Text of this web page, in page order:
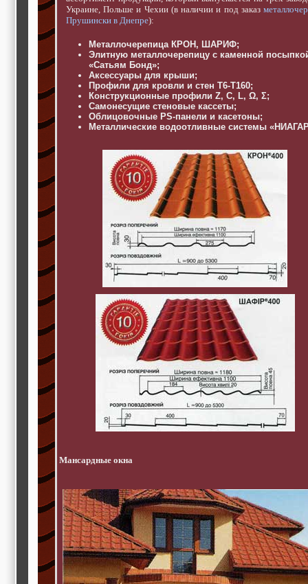
строительные и
отделочные
материалы,
строительные
машины и техника,
все для
коммуникаций
Туризм, отдых,
путешествия,
авиакомпании, ж/д
перевозки,
пансионаты, отели,
Трудоустройство,
кадровые агентства,
Программирование
Украине, Польше и Чехии (в наличии и под заказ
Прушински в Днепре):
Металлочерепица КРОН, ШАРИФ;
Элитную металлочерепицу с каменной
«Сатьям Бонд»;
Аксессуары для крыши;
Профили для кровли и стен Т6-Т160;
Конструкционные профили Z, C, L, Ω, Σ;
Самонесущие стеновые кассеты;
Облицовочные PS-панели и касетоны;
Металлические водоотливные системы
Мансардные окна